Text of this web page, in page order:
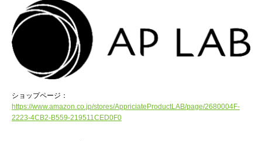
ショップページ：
https://www.amazon.co.jp/stores/AppriciateProductLAB/page/2680004F-
2223-4CB2-B559-219511CED0F0